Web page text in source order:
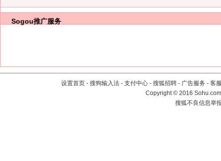
Sogou推广服务
设置首页 - 搜狗输入法 - 支付中心 - 搜狐招聘 - 广告服务 - 客
Copyright©2016
搜狐不良信息举